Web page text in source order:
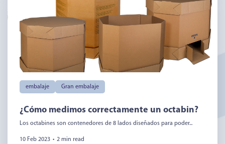
embalaje Gran embalaje
¿Cómo medimos correctamente un octabin?
Los octabines son contenedores de 8 lados diseñados para poder...
10 Feb 2023 • 2 min read